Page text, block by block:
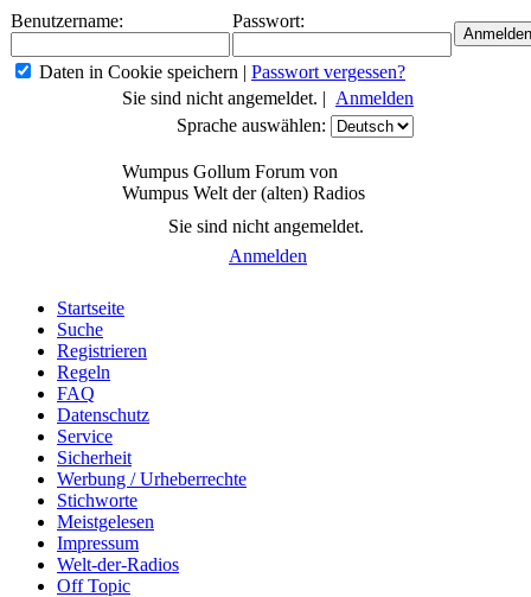
Benutzername: Passwort:
Daten in Cookie speichern | Passwort vergessen?
Sie sind nicht angemeldet. | Anmelden
Sprache auswählen:
Wumpus Gollum Forum von
Wumpus Welt der (alten) Radios
Sie sind nicht angemeldet.
Anmelden
Startseite
Suche
Registrieren
Regeln
FAQ
Datenschutz
Service
Sicherheit
Werbung / Urheberrechte
Stichworte
Meistgelesen
Impressum
Welt-der-Radios
Off Topic